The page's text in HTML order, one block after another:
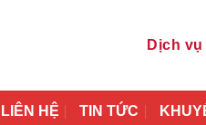
Dịch vụ
LIÊN HỆ TIN TỨC